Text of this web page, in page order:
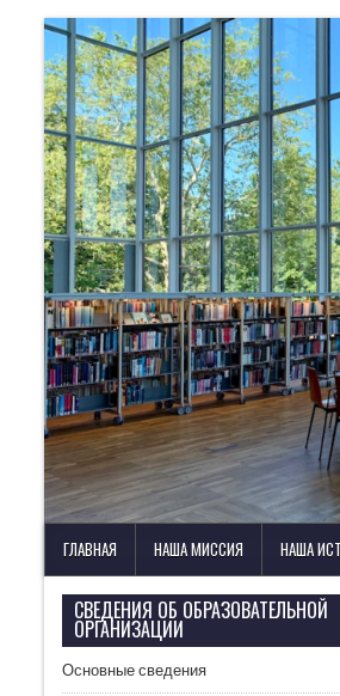
Лицей имени М. В.
с изучением иностранных языков
ГЛАВНАЯ НАША МИССИЯ НАША
СВЕДЕНИЯ ОБ ОБРАЗОВАТЕЛЬНОЙ
ОРГАНИЗАЦИИ
Основные сведения